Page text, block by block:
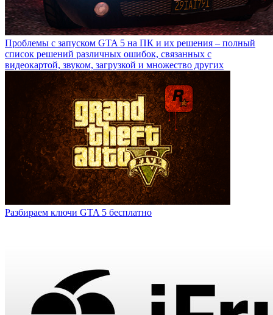
Проблемы с запуском GTA 5 на ПК и их решения – полный
список решений различных ошибок, связанных с
видеокартой, звуком, загрузкой и множество других
Разбираем ключи GTA 5 бесплатно